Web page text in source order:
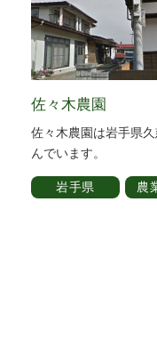
佐々木農園
佐々木農園は岩手県
んでいます。
岩手県 農